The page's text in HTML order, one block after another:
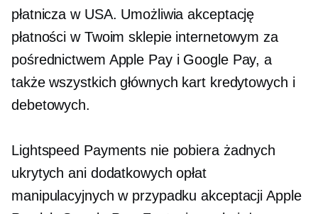
płatnicza w USA. Umożliwia akceptację
płatności w Twoim sklepie internetowym za
pośrednictwem Apple Pay i Google Pay, a
także wszystkich głównych kart kredytowych i
debetowych.
Lightspeed Payments nie pobiera żadnych
ukrytych ani dodatkowych opłat
manipulacyjnych w przypadku akceptacji Apple